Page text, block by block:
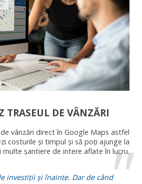
TRASEUL DE VÂNZĂRI
vânzări direct în Google Maps astfel
costurile și timpul și să poți ajunge la
multe șantiere de intere aflate în lucru.
investiții și înainte. Dar de când